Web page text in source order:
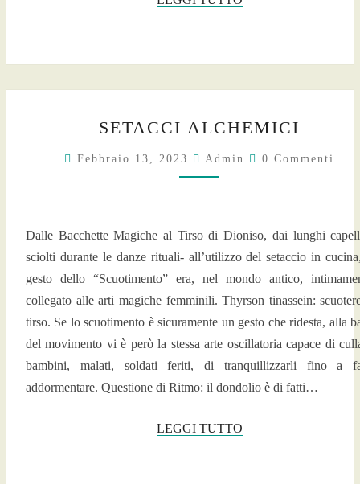
ALCHEMICI
SETACCI ALCHEMICI
Febbraio 13, 2023 Admin Commenti
0 Commenti
Dalle Bacchette Magiche al Tirso di Dioniso, dai lunghi
sciolti durante le danze rituali- all’utilizzo del setaccio in
gesto dello “Scuotimento” era, nel mondo antico,
collegato alle arti magiche femminili. Thyrson tinassein:
tirso. Se lo scuotimento è sicuramente un gesto che ridesta, alla
del movimento vi è però la stessa arte oscillatoria capace di
bambini, malati, soldati feriti, di tranquillizzarli fino a
addormentare. Questione di Ritmo: il dondolio è di fatti…
LEGGI TUTTOLEGGI